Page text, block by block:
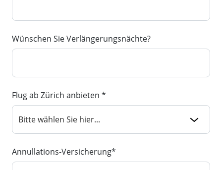
Wünschen Sie Verlängerungsnächte?
Flug ab Zürich anbieten *
Annullations-Versicherung*